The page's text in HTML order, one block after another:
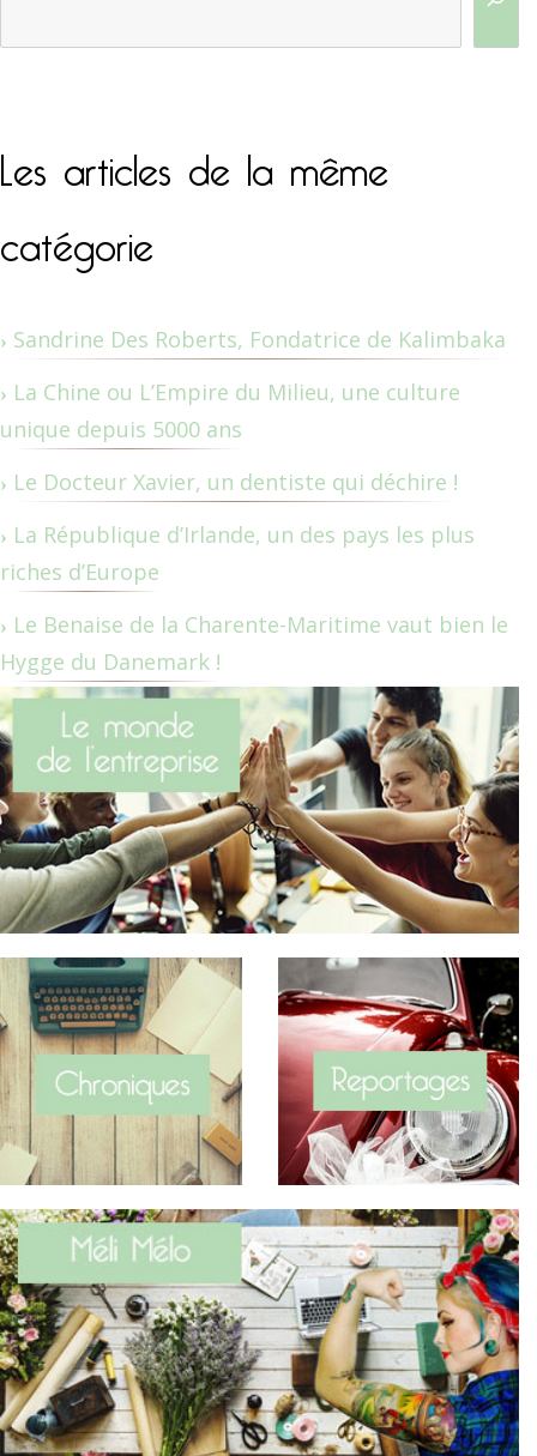
Les articles de la même
catégorie
Sandrine Des Roberts, Fondatrice de Kalimbaka
La Chine ou L’Empire du Milieu, une culture
unique depuis 5000 ans
Le Docteur Xavier, un dentiste qui déchire !
La République d’Irlande, un des pays les plus
riches d’Europe
Le Benaise de la Charente-Maritime vaut bien le
Hygge du Danemark !